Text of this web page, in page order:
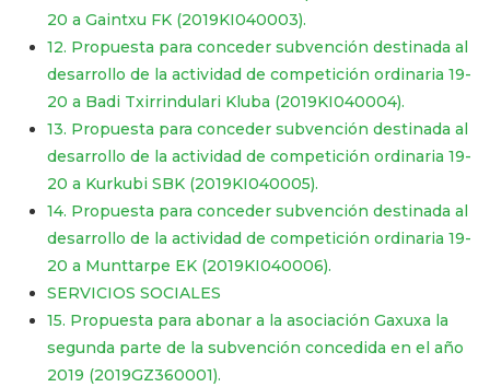
20 a Gaintxu FK (2019KI040003).
12. Propuesta para conceder subvención destinada al
desarrollo de la actividad de competición ordinaria 19-
20 a Badi Txirrindulari Kluba (2019KI040004).
13. Propuesta para conceder subvención destinada al
desarrollo de la actividad de competición ordinaria 19-
20 a Kurkubi SBK (2019KI040005).
14. Propuesta para conceder subvención destinada al
desarrollo de la actividad de competición ordinaria 19-
20 a Munttarpe EK (2019KI040006).
SERVICIOS SOCIALES
15. Propuesta para abonar a la asociación Gaxuxa la
segunda parte de la subvención concedida en el año
2019 (2019GZ360001).